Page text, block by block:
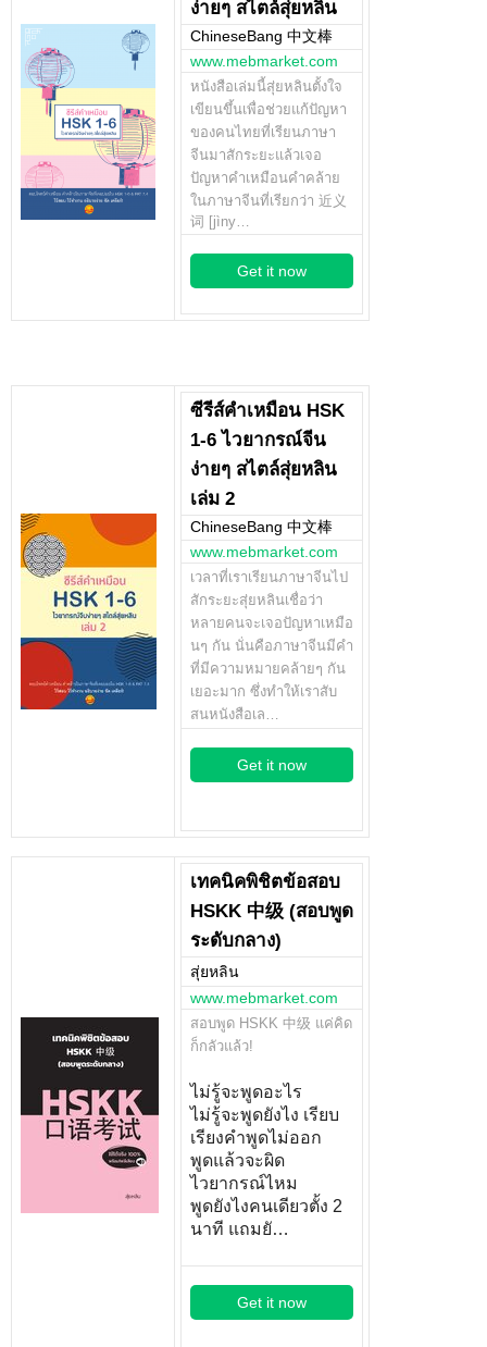
ง่ายๆ สไตล์สุ่ยหลิน
ChineseBang 中文棒
www.mebmarket.com
หนังสือเล่มนี้สุ่ยหลินตั้งใจ
เขียนขึ้นเพื่อช่วยแก้ปัญหา
ของคนไทยที่เรียนภาษา
จีนมาสักระยะแล้วเจอ
ปัญหาคำเหมือนคำคล้าย
ในภาษาจีนที่เรียกว่า 近义
词 [jìny…
Get it now
ซีรีส์คำเหมือน HSK
1-6 ไวยากรณ์จีน
ง่ายๆ สไตล์สุ่ยหลิน
เล่ม 2
ChineseBang 中文棒
www.mebmarket.com
เวลาที่เราเรียนภาษาจีนไป
สักระยะสุ่ยหลินเชื่อว่า
หลายคนจะเจอปัญหาเหมือ
นๆ กัน นั่นคือภาษาจีนมีคำ
ที่มีความหมายคล้ายๆ กัน
เยอะมาก ซึ่งทำให้เราสับ
สนหนังสือเล…
Get it now
เทคนิคพิชิตข้อสอบ
HSKK 中级 (สอบพูด
ระดับกลาง)
สุ่ยหลิน
www.mebmarket.com
สอบพูด HSKK 中级 แค่คิด
ก็กลัวแล้ว!
ไม่รู้จะพูดอะไร
ไม่รู้จะพูดยังไง เรียบ
เรียงคำพูดไม่ออก
พูดแล้วจะผิด
ไวยากรณ์ไหม
พูดยังไงคนเดียวตั้ง 2
นาที แถมยั…
Get it now